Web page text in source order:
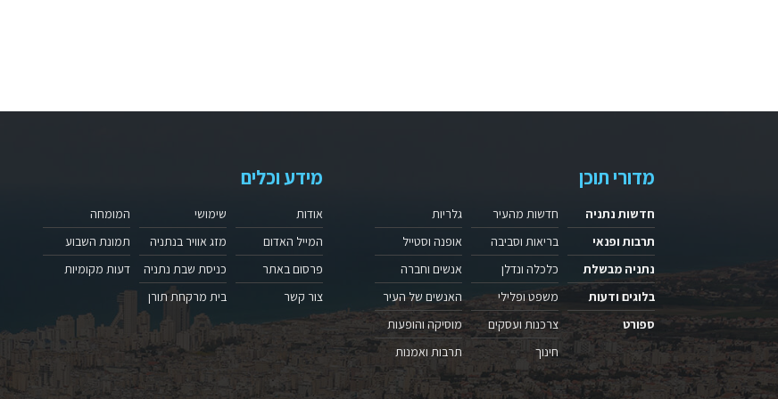
מדורי תוכן
חדשות נתניה
תרבות ופנאי
נתניה מבשלת
בלוגים ודעות
ספורט
חדשות מהעיר
בריאות וסביבה
כלכלה ונדלן
משפט ופלילי
צרכנות ועסקים
חינוך
גלריות
אופנה וסטייל
אנשים וחברה
האנשים של העיר
מוסיקה והופעות
תרבות ואמנות
מידע וכלים
אודות
המייל האדום
פרסום באתר
צור קשר
שימושי
מזג אוויר בנתניה
כניסת שבת נתניה
בית מרקחת תורן
המומחה
תמונת השבוע
דעות מקומיות